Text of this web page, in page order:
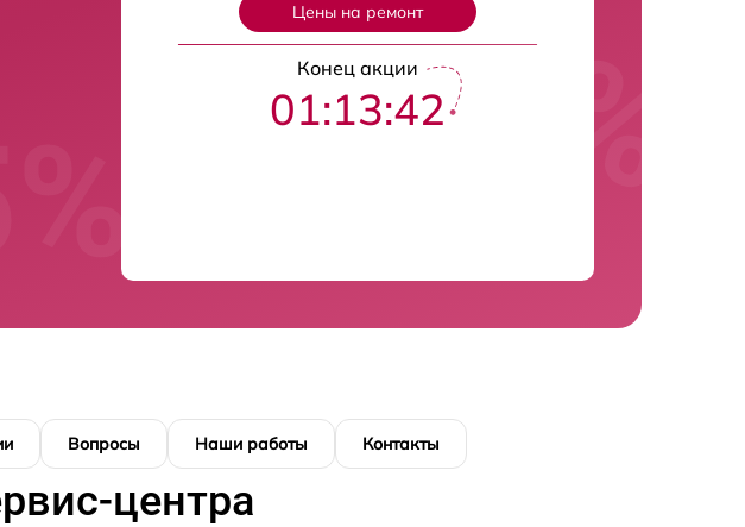
Цены на ремонт
Конец акции
01:13:42
Вопросы Наши работы Контакты
центра